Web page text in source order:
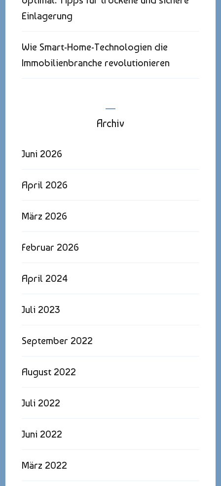
Einlagerung
Wie Smart-Home-Technologien die
Immobilienbranche revolutionieren
Archiv
Juni 2026
April 2026
März 2026
Februar 2026
April 2024
Juli 2023
September 2022
August 2022
Juli 2022
Juni 2022
März 2022